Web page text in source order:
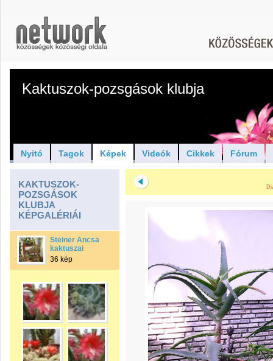
Kaktuszok-pozsgások klubja
Nyitó Tagok Képek Videók Cikkek Fórum
KAKTUSZOK-
POZSGÁSOK
KLUBJA
KÉPGALÉRIÁI
Steiner Ancsa
kaktuszai
36 kép